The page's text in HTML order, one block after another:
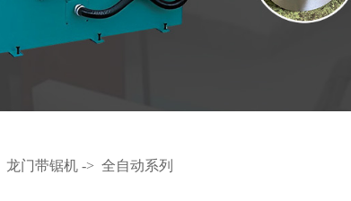
龙门带锯机 -> 全自动系列